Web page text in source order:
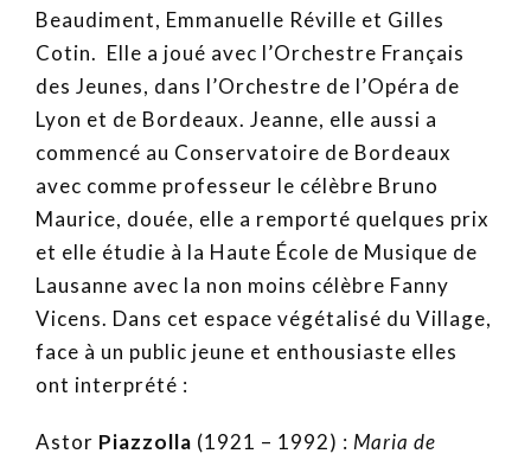
Beaudiment, Emmanuelle Réville et Gilles
Cotin. Elle a joué avec l’Orchestre Français
des Jeunes, dans l’Orchestre de l’Opéra de
Lyon et de Bordeaux. Jeanne, elle aussi a
commencé au Conservatoire de Bordeaux
avec comme professeur le célèbre Bruno
Maurice, douée, elle a remporté quelques prix
et elle étudie à la Haute École de Musique de
Lausanne avec la non moins célèbre Fanny
Vicens. Dans cet espace végétalisé du Village,
face à un public jeune et enthousiaste elles
ont interprété :
Astor Piazzolla (1921 – 1992) : Maria de